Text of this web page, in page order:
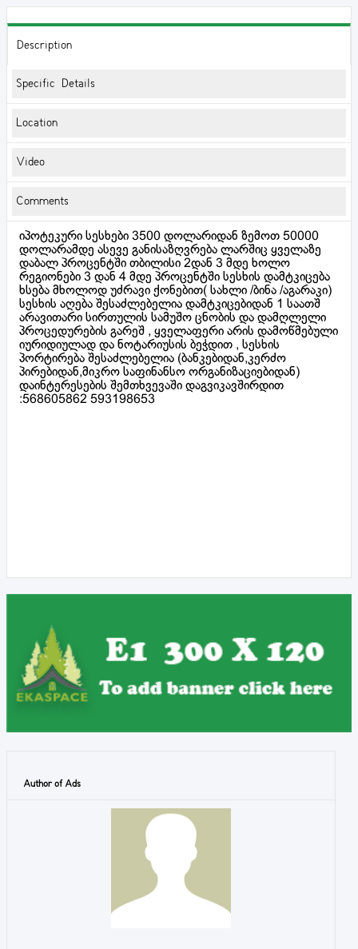
Description
Specific Details
Location
Video
Comments
იპოტეკური სესხები 3500 დოლარიდან ზემოთ 50000
დოლარამდე ასევე განისაზღვრება ლარშიც ყველაზე
დაბალ პროცენტში თბილისი 2დან 3 მდე ხოლო
რეგიონები 3 დან 4 მდე პროცენტში სესხის დამტკიცება
ხსება მხოლოდ უძრავი ქონებით( სახლი /ბინა /აგარაკი)
სესხის აღება შესაძლებელია დამტკიცებიდან 1 საათშ
არავითარი სირთულის სამუშო ცნობის და დამღლელი
პროცედურების გარეშ , ყველაფერი არის დამოწმებული
იურიდიულად და ნოტარიუსის ბეჭდით , სესხის
პორტირება შესაძლებელია (ბანკებიდან,კერძო
პირებიდან,მიკრო საფინანსო ორგანიზაციებიდან)
დაინტერესების შემთხვევაში დაგვიკავშირდით
:568605862 593198653
Author of Ads